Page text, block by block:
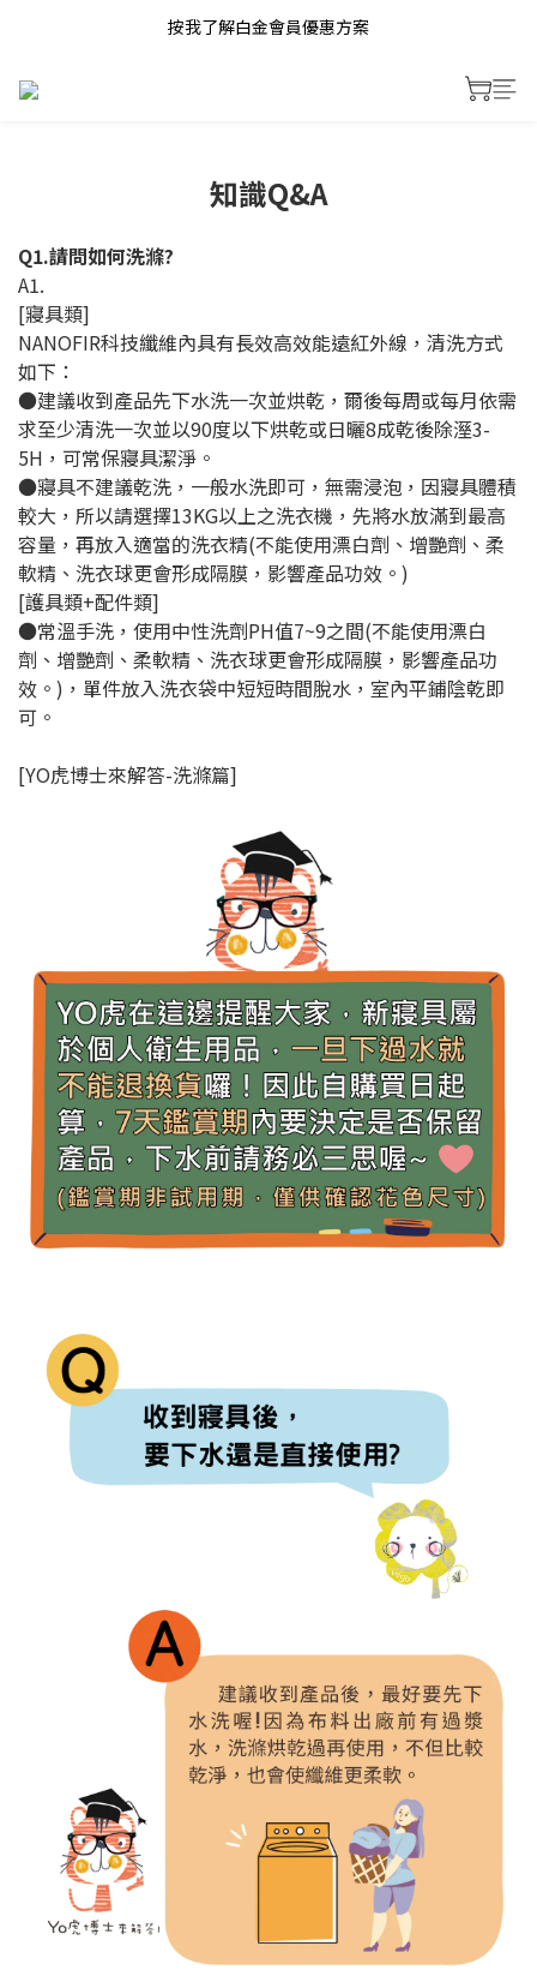
按我了解白金會員優惠方案
知識Q&A
Q1.請問如何洗滌?
A1.
[寢具類]
NANOFIR科技纖維內具有長效高效能遠紅外線，清洗方式
如下：
●建議收到產品先下水洗一次並烘乾，爾後每周或每月依需
求至少清洗一次並以90度以下烘乾或日曬8成乾後除溼3-
5H，可常保寢具潔淨。
●寢具不建議乾洗，一般水洗即可，無需浸泡，因寢具體積
較大，所以請選擇13KG以上之洗衣機，先將水放滿到最高
容量，再放入適當的洗衣精(不能使用漂白劑、增艷劑、柔
軟精、洗衣球更會形成隔膜，影響產品功效。)
[護具類+配件類]
●常溫手洗，使用中性洗劑PH值7~9之間(不能使用漂白
劑、增艷劑、柔軟精、洗衣球更會形成隔膜，影響產品功
效。)，單件放入洗衣袋中短短時間脫水，室內平鋪陰乾即
可。
[YO虎博士來解答-洗滌篇]